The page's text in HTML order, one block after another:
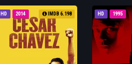
HD 2014 IMDB 6.198 HD 1995